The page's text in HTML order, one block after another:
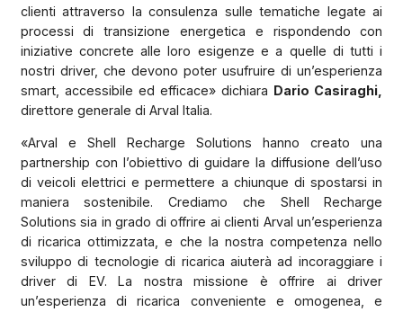
clienti attraverso la consulenza sulle tematiche legate ai
processi di transizione energetica e rispondendo con
iniziative concrete alle loro esigenze e a quelle di tutti i
nostri driver, che devono poter usufruire di un’esperienza
smart, accessibile ed efficace» dichiara Dario Casiraghi,
direttore generale di Arval Italia.
«Arval e Shell Recharge Solutions hanno creato una
partnership con l’obiettivo di guidare la diffusione dell’uso
di veicoli elettrici e permettere a chiunque di spostarsi in
maniera sostenibile. Crediamo che Shell Recharge
Solutions sia in grado di offrire ai clienti Arval un’esperienza
di ricarica ottimizzata, e che la nostra competenza nello
sviluppo di tecnologie di ricarica aiuterà ad incoraggiare i
driver di EV. La nostra missione è offrire ai driver
un’esperienza di ricarica conveniente e omogenea, e